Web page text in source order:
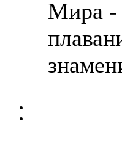
Мира -